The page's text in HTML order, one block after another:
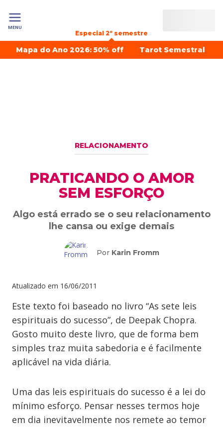
MENU
Especial 2º semestre
Mapa do Ano 2026: 50% off Tarot Semestral
RELACIONAMENTO
PRATICANDO O AMOR
SEM ESFORÇO
Algo está errado se o seu relacionamento
lhe cansa ou exige demais
Por Karin Fromm
Atualizado em 16/06/2011
Este texto foi baseado no livro “As sete leis
espirituais do sucesso”, de Deepak Chopra.
Gosto muito deste livro, que de forma bem
simples traz muita sabedoria e é facilmente
aplicável na vida diária.
Uma das leis espirituais do sucesso é a lei do
mínimo esforço. Pensar nesses termos hoje
em dia inevitavelmente nos remete ao temor